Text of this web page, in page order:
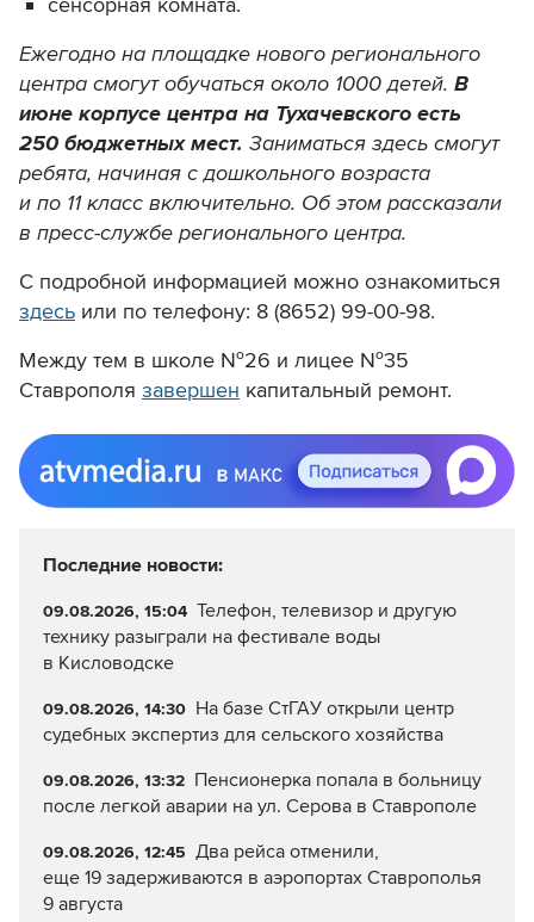
Ежегодно на площадке нового регионального
центра смогут обучаться около 1000 детей. В
июне корпусе центра на Тухачевского есть
250 бюджетных мест. Заниматься здесь смогут
ребята, начиная с дошкольного возраста
и по 11 класс включительно. Об этом рассказали
в пресс-службе регионального центра.
С подробной информацией можно ознакомиться
здесь или по телефону: 8 (8652) 99-00-98.
Между тем в школе №26 и лицее №35
Ставрополя завершен капитальный ремонт.
Последние новости:
09.08.2026, 15:04 Телефон, телевизор и другую
технику разыграли на фестивале воды
в Кисловодске
09.08.2026, 14:30 На базе СтГАУ открыли центр
судебных экспертиз для сельского хозяйства
09.08.2026, 13:32 Пенсионерка попала в больницу
после легкой аварии на ул. Серова в Ставрополе
09.08.2026, 12:45 Два рейса отменили,
еще 19 задерживаются в аэропортах Ставрополья
9 августа